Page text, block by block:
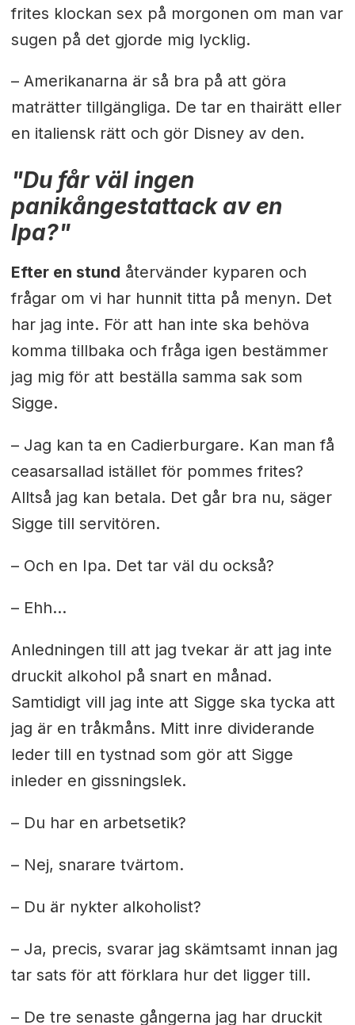
frites klockan sex på morgonen om man var
sugen på det gjorde mig lycklig.
– Amerikanarna är så bra på att göra
maträtter tillgängliga. De tar en thairätt eller
en italiensk rätt och gör Disney av den.
"Du får väl ingen
panikångestattack av en
Ipa?"
Efter en stund återvänder kyparen och
frågar om vi har hunnit titta på menyn. Det
har jag inte. För att han inte ska behöva
komma tillbaka och fråga igen bestämmer
jag mig för att beställa samma sak som
Sigge.
– Jag kan ta en Cadierburgare. Kan man få
ceasarsallad istället för pommes frites?
Alltså jag kan betala. Det går bra nu, säger
Sigge till servitören.
– Och en Ipa. Det tar väl du också?
– Ehh…
Anledningen till att jag tvekar är att jag inte
druckit alkohol på snart en månad.
Samtidigt vill jag inte att Sigge ska tycka att
jag är en tråkmåns. Mitt inre dividerande
leder till en tystnad som gör att Sigge
inleder en gissningslek.
– Du har en arbetsetik?
– Nej, snarare tvärtom.
– Du är nykter alkoholist?
– Ja, precis, svarar jag skämtsamt innan jag
tar sats för att förklara hur det ligger till.
– De tre senaste gångerna jag har druckit